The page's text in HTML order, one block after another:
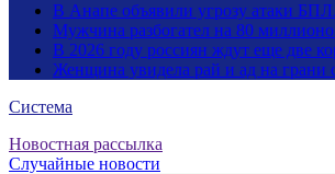
В Анапе объявили угрозу атаки
Мужчина разбогател на 80
В 2026 году россиян ждут еще две
Женщина увидела рай и ад на грани
Система
Новостная рассылка
Случайные новости